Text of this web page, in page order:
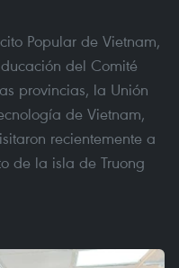
Popular de Vietnam,
del Comité
provincias, la Unión
de Vietnam,
recientemente a
de la isla de Truong